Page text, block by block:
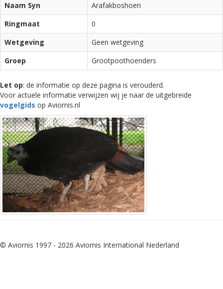
Naam Syn
Arafakboshoen
Ringmaat
0
Wetgeving
Geen wetgeving
Groep
Grootpoothoenders
Let op: de informatie op deze pagina is verouderd.
Voor actuele informatie verwijzen wij je naar de uitgebreide
vogelgids op Aviornis.nl
© Aviornis 1997 - 2026 Aviornis International Nederland